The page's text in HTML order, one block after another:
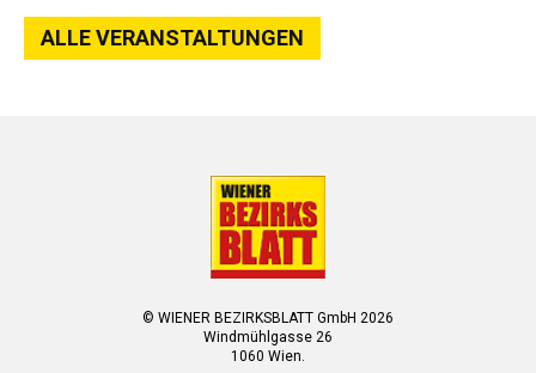
ALLE VERANSTALTUNGEN
© WIENER BEZIRKSBLATT GmbH 2026
Windmühlgasse 26
1060 Wien.